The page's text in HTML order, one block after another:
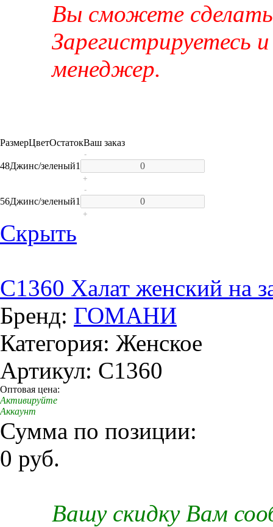
Вы сможете сделать
Зарегистрируетесь
менеджер.
РазмерЦветОстатокВаш заказ
48Джинс/зеленый1
-
+
56Джинс/зеленый1
-
+
Скрыть
C1360 Халат женский на
Бренд: ГОМАНИ
Категория: Женское
Артикул: C1360
Оптовая цена:
Активируйте
Аккаунт
Сумма по позиции:
0 руб.
Вашу скидку Вам